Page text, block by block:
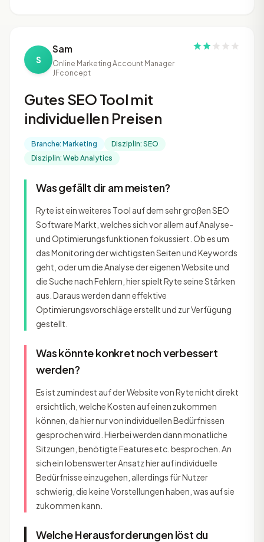
S
Sam
Online Marketing Account Manager
JFconcept
Gutes SEO Tool mit
individuellen Preisen
Branche: Marketing
Disziplin: SEO
Disziplin: Web Analytics
Was gefällt dir am meisten?
Ryte ist ein weiteres Tool auf dem sehr großen SEO
Software Markt, welches sich vor allem auf Analyse-
und Optimierungsfunktionen fokussiert. Ob es um
das Monitoring der wichtigsten Seiten und Keywords
geht, oder um die Analyse der eigenen Website und
die Suche nach Fehlern, hier spielt Ryte seine Stärken
aus. Daraus werden dann effektive
Optimierungsvorschläge erstellt und zur Verfügung
gestellt.
Was könnte konkret noch verbessert
werden?
Es ist zumindest auf der Website von Ryte nicht direkt
ersichtlich, welche Kosten auf einen zukommen
können, da hier nur von individuellen Bedürfnissen
gesprochen wird. Hierbei werden dann monatliche
Sitzungen, benötigte Features etc. besprochen. An
sich ein lobenswerter Ansatz hier auf individuelle
Bedürfnisse einzugehen, allerdings für Nutzer
schwierig, die keine Vorstellungen haben, was auf sie
zukommen kann.
Welche Herausforderungen löst du